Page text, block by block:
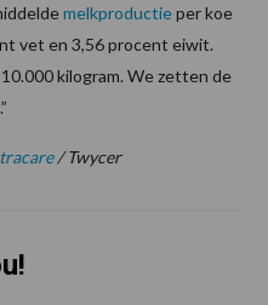
melkproductieper koe
vet en 3,56 procent eiwit.
kilogram. We zetten de
/ Twycer